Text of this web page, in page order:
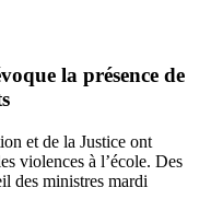
la présence de
et de la Justice ont
violences à l’école. Des
des ministres mardi